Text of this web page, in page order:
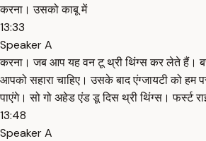
करना। उसको काबू में
13:33
Speaker A
करना। जब आप यह वन टू थ्री थिंग्स कर लेते हैं।
आपको सहारा चाहिए। उसके बाद एंग्जायटी को हम
पाएंगे। सो गो अहेड एंड डू दिस थ्री थिंग्स। फर्स्ट
13:48
Speaker A